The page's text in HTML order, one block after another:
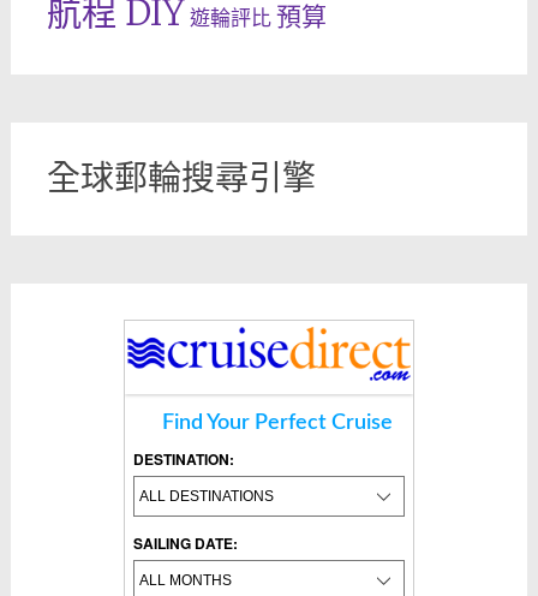
航程 DIY遊輪評比預算
全球郵輪搜尋引擎
Find Your Perfect Cruise
DESTINATION:
SAILING DATE: